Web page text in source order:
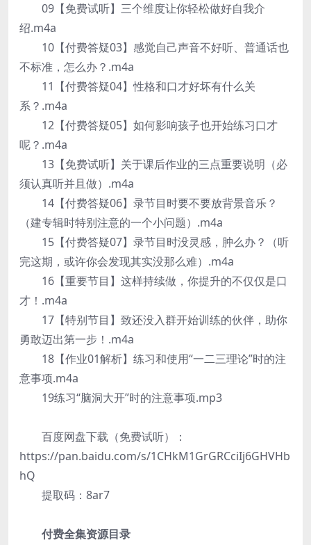
09【免费试听】三个维度让你轻松做好自我介
绍.m4a
10【付费答疑03】感觉自己声音不好听、普通话也
不标准，怎么办？.m4a
11【付费答疑04】性格和口才好坏有什么关
系？.m4a
12【付费答疑05】如何影响孩子也开始练习口才
呢？.m4a
13【免费试听】关于课后作业的三点重要说明（必
须认真听并且做）.m4a
14【付费答疑06】录节目时要不要放背景音乐？
（建专辑时特别注意的一个小问题）.m4a
15【付费答疑07】录节目时没灵感，肿么办？（听
完这期，或许你会发现其实没那么难）.m4a
16【重要节目】这样持续做，你提升的不仅仅是口
才！.m4a
17【特别节目】致还没入群开始训练的伙伴，助你
勇敢迈出第一步！.m4a
18【作业01解析】练习和使用“一二三理论”时的注
意事项.m4a
19练习“脑洞大开”时的注意事项.mp3
百度网盘下载（免费试听）：
https://pan.baidu.com/s/1CHkM1GrGRCciIj6GHVHb
hQ
提取码：8ar7
付费全集资源目录